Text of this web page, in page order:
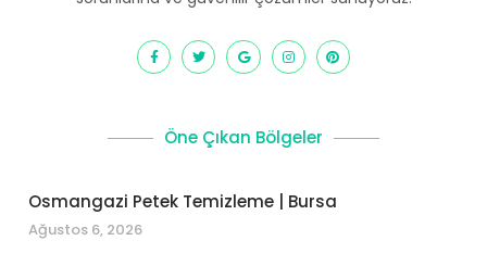
Öne Çıkan Bölgeler
Osmangazi Petek Temizleme | Bursa
Ağustos 6, 2026